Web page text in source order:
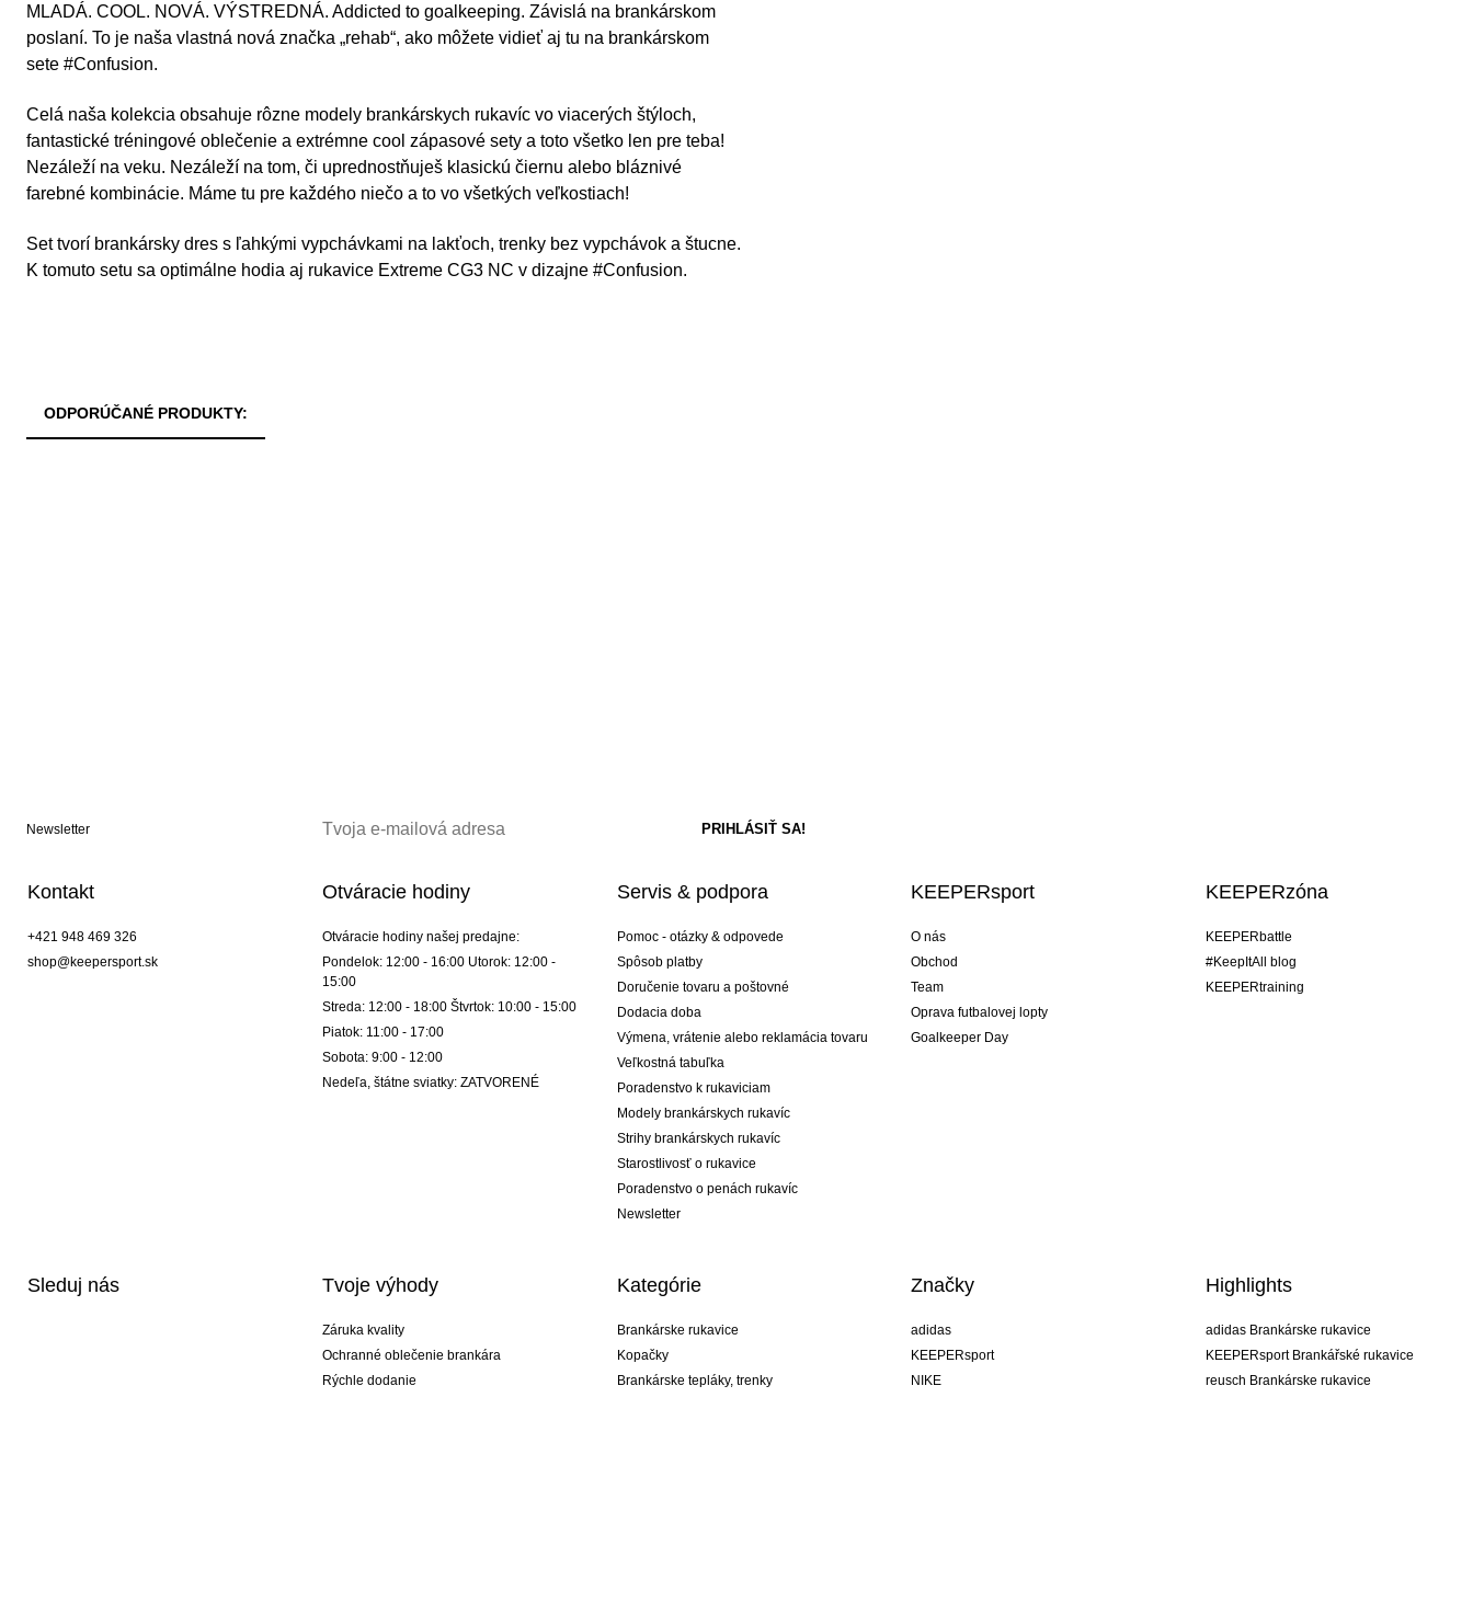
MLADÁ. COOL. NOVÁ. VÝSTREDNÁ. Addicted to goalkeeping. Závislá na brankárskom
poslaní. To je naša vlastná nová značka „rehab“, ako môžete vidieť aj tu na brankárskom
sete #Confusion.
Celá naša kolekcia obsahuje rôzne modely brankárskych rukavíc vo viacerých štýloch,
fantastické tréningové oblečenie a extrémne cool zápasové sety a toto všetko len pre teba!
Nezáleží na veku. Nezáleží na tom, či uprednostňuješ klasickú čiernu alebo bláznivé
farebné kombinácie. Máme tu pre každého niečo a to vo všetkých veľkostiach!
Set tvorí brankársky dres s ľahkými vypchávkami na lakťoch, trenky bez vypchávok a štucne.
K tomuto setu sa optimálne hodia aj rukavice Extreme CG3 NC v dizajne #Confusion.
ODPORÚČANÉ PRODUKTY:
Newsletter
Kontakt
+421 948 469 326
shop@keepersport.sk
Otváracie hodiny
Otváracie hodiny našej predajne:
Pondelok: 12:00 - 16:00 Utorok: 12:00 -
15:00
Streda: 12:00 - 18:00 Štvrtok: 10:00 - 15:00
Piatok: 11:00 - 17:00
Sobota: 9:00 - 12:00
Nedeľa, štátne sviatky: ZATVORENÉ
Servis & podpora
Pomoc - otázky & odpovede
Spôsob platby
Doručenie tovaru a poštovné
Dodacia doba
Výmena, vrátenie alebo reklamácia tovaru
Veľkostná tabuľka
Poradenstvo k rukaviciam
Modely brankárskych rukavíc
Strihy brankárskych rukavíc
Starostlivosť o rukavice
Poradenstvo o penách rukavíc
Newsletter
KEEPERsport
O nás
Obchod
Team
Oprava futbalovej lopty
Goalkeeper Day
KEEPERzóna
KEEPERbattle
#KeepItAll blog
KEEPERtraining
Sleduj nás Tvoje výhody
Záruka kvality
Ochranné oblečenie brankára
Rýchle dodanie
Kategórie
Brankárske rukavice
Kopačky
Brankárske tepláky, trenky
Značky
adidas
KEEPERsport
NIKE
Highlights
adidas Brankárske rukavice
KEEPERsport Brankářské rukavice
reusch Brankárske rukavice